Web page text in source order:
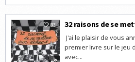
83 32 raisons de se
J'ai le plaisir de vous
premier livre sur le jeu
avec...